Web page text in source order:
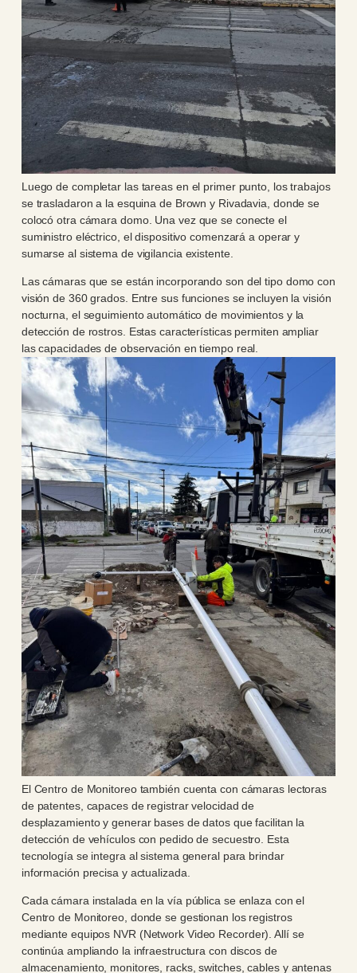
Luego de completar las tareas en el primer punto, los trabajos
se trasladaron a la esquina de Brown y Rivadavia, donde se
colocó otra cámara domo. Una vez que se conecte el
suministro eléctrico, el dispositivo comenzará a operar y
sumarse al sistema de vigilancia existente.
Las cámaras que se están incorporando son del tipo domo con
visión de 360 grados. Entre sus funciones se incluyen la visión
nocturna, el seguimiento automático de movimientos y la
detección de rostros. Estas características permiten ampliar
las capacidades de observación en tiempo real.
El Centro de Monitoreo también cuenta con cámaras lectoras
de patentes, capaces de registrar velocidad de
desplazamiento y generar bases de datos que facilitan la
detección de vehículos con pedido de secuestro. Esta
tecnología se integra al sistema general para brindar
información precisa y actualizada.
Cada cámara instalada en la vía pública se enlaza con el
Centro de Monitoreo, donde se gestionan los registros
mediante equipos NVR (Network Video Recorder). Allí se
continúa ampliando la infraestructura con discos de
almacenamiento, monitores, racks, switches, cables y antenas